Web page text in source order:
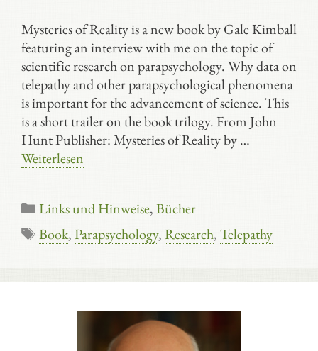
Mysteries of Reality is a new book by Gale Kimball
featuring an interview with me on the topic of
scientific research on parapsychology. Why data on
telepathy and other parapsychological phenomena
is important for the advancement of science. This
is a short trailer on the book trilogy. From John
Hunt Publisher: Mysteries of Reality by …
Weiterlesen
Kategorien
Links und Hinweise,Bücher
Schlagwörter
Book,Parapsychology,Research,Telepathy